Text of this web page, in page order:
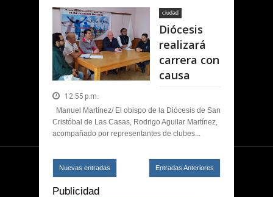
ciudad
Diócesis
realizará
carrera con
causa
12:55 p.m.
Manuel Martínez/ El obispo de la Diócesis de San
Cristóbal de Las Casas, Rodrigo Aguilar Martínez,
acompañado por representantes de clubes...
Nuevas entradas Entradas Anteriores
Publicidad